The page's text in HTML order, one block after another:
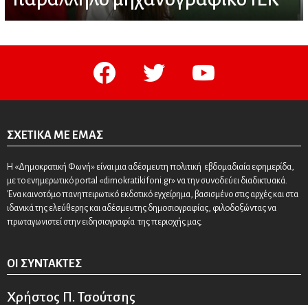
facebook twitter
ΣΧΕΤΙΚΆ ΜΕ ΕΜΆΣ
Η «Δημοκρατική Φωνή» είναι μια αδέσμευτη πολιτική εβδομαδιαία εφημερίδα,
με το ενημερωτικό portal «dimokratikifoni.gr» να την συνοδεύει διαδικτυακά.
Ένα καινοτόμο πανηπειρωτικό εκδοτικό εγχείρημα, βασισμένο στις αρχές και στα
ιδανικά της ελεύθερης και αδέσμευτης δημοσιογραφίας, φιλοδοξώντας να
πρωταγωνιστεί στην ειδησιογραφία της περιοχής μας.
ΟΙ ΣΥΝΤΆΚΤΕΣ
Χρήστος Π. Τσούτσης